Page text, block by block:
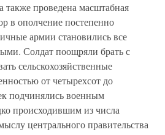
проведена масштабная
в ополчение постепенно
армии становились все
Солдат поощряли брать с
сельскохозяйственные
от четырехсот до
подчинялись военным
происходившим из числа
центрального правительства